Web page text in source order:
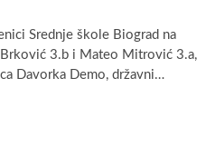
Srednje škole Biograd na
Brković 3.b i Mateo Mitrović 3.a,
Davorka Demo, državni…